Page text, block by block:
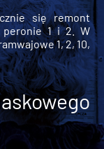
się remont
peronie 1 i 2. W
1, 2, 10,